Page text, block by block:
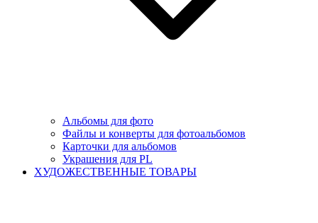
Альбомы для фото
Файлы и конверты для фотоальбомов
Карточки для альбомов
Украшения для PL
ХУДОЖЕСТВЕННЫЕ ТОВАРЫ